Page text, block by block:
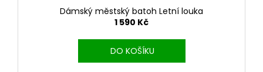
Dámský městský batoh Letní louka
1 590 Kč
DO KOŠÍKU